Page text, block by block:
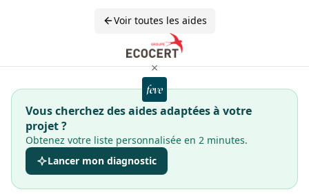
Voir toutes les aides
×
Vous cherchez des aides adaptées à votre
projet ?
Obtenez votre liste personnalisée en 2 minutes.
Lancer mon diagnostic